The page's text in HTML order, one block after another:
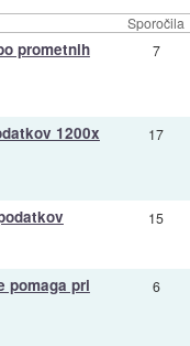
Sporočila
prometnih 7
1200x 17
15
pomaga pri 6